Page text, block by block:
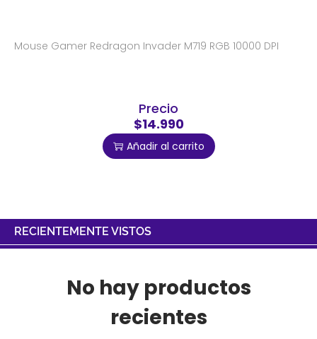
Mouse Gamer Redragon Invader M719 RGB 10000 DPI
Precio
$14.990
Añadir al carrito
RECIENTEMENTE VISTOS
No hay productos
recientes